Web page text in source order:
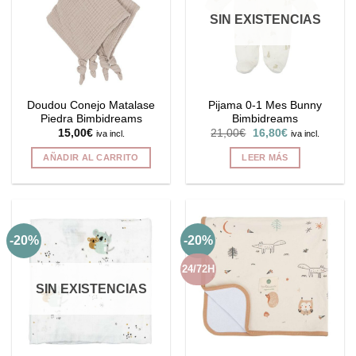
Doudou Conejo Matalase
Piedra Bimbidreams
15,00€ iva incl.
AÑADIR AL CARRITO
SIN EXISTENCIAS
Pijama 0-1 Mes Bunny
Bimbidreams
21,00€
El
original
era:
16,80€El
actual
es:
iva incl.
LEER MÁS
-20%
SIN EXISTENCIAS
-20%
24/72H